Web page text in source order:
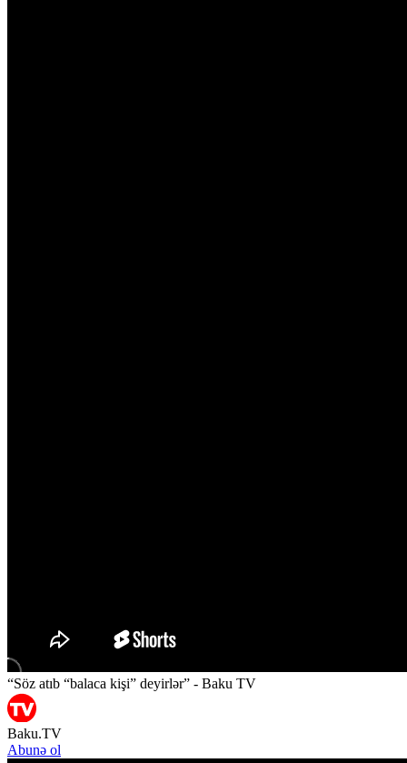
“Söz atıb “balaca kişi” deyirlər” - Baku TV
Baku.TV
Abunə ol